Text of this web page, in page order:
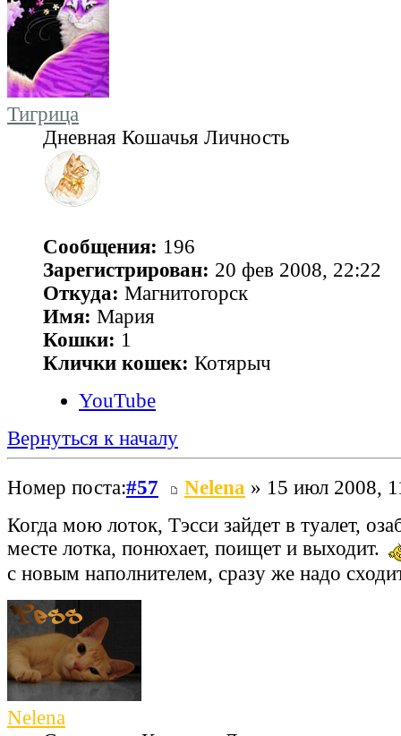
Тигрица
Дневная Кошачья Личность
Сообщения: 196
Зарегистрирован: 20 фев 2008, 22:22
Откуда: Магнитогорск
Имя: Мария
Кошки: 1
Клички кошек: Котярыч
YouTube
Вернуться к началу
Номер поста:#57 Nelena » 15 июл 2008,
Когда мою лоток, Тэсси зайдет в туалет,
месте лотка, понюхает, поищет и выходит.
с новым наполнителем, сразу же надо
Nelena